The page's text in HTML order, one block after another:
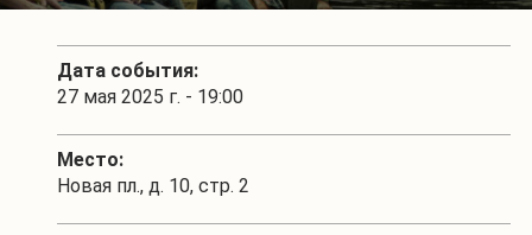
Дата события:
27 мая 2025 г. - 19:00
Место:
Новая пл., д. 10, стр. 2